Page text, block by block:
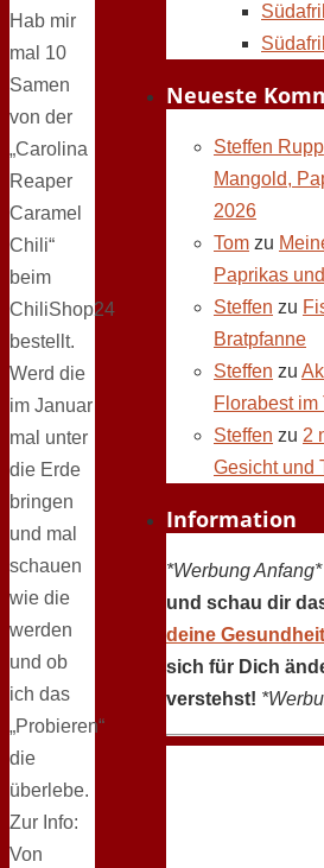
Hab mir
mal 10
Samen
von der
„Carolina
Reaper
Caramel
Chili“
beim
ChiliShop24
bestellt.
Werd die
im Januar
mal unter
die Erde
bringen
und mal
schauen
wie die
werden
und ob
ich das
„Probieren“
die
überlebe.
Zur Info:
Von
Neueste
Steffen Rupp
Mangold,
2026
Tom zu
Paprikas
Steffen zu
Bratpfanne
Steffen zu
Florabest im
Steffen zu 2
Gesicht und
Information
*Werbung Anfang*
und schau dir
deine Gesundheit
sich für Dich
verstehst!